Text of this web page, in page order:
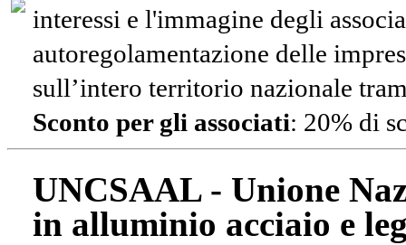
interessi e l'immagine degli
autoregolamentazione delle
sull’intero territorio nazionale
Sconto per gli associati: 20% di
UNCSAAL - Unione
in alluminio acciaio e